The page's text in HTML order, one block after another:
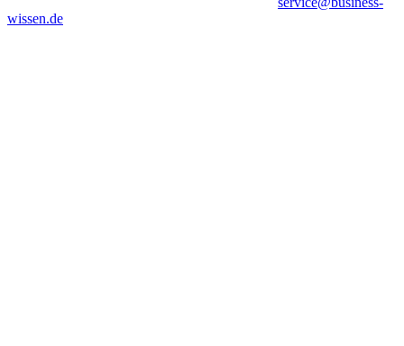
wissen.de